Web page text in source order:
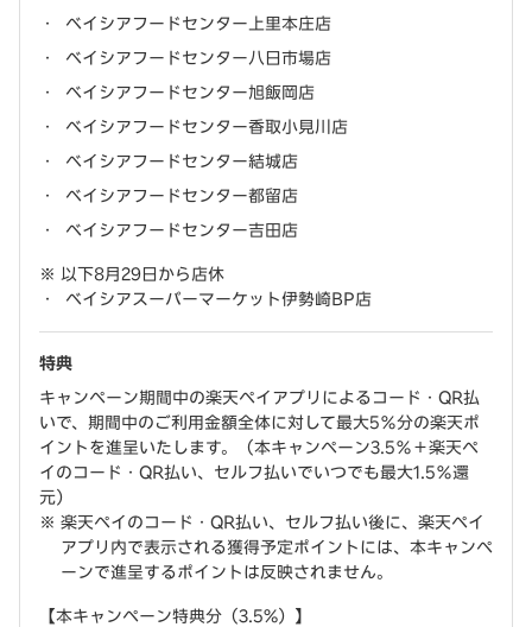
ベイシアフードセンター上里本庄店
ベイシアフードセンター八日市場店
ベイシアフードセンター旭飯岡店
ベイシアフードセンター香取小見川店
ベイシアフードセンター結城店
ベイシアフードセンター都留店
ベイシアフードセンター吉田店
以下8月29日から店休
ベイシアスーパーマーケット伊勢崎BP店
特典
キャンペーン期間中の楽天ペイアプリによるコード・QR払
いで、期間中のご利用金額全体に対して最大5％分の楽天ポ
イントを進呈いたします。（本キャンペーン3.5％＋楽天ペ
イのコード・QR払い、セルフ払いでいつでも最大1.5％還
元）
楽天ペイのコード・QR払い、セルフ払い後に、楽天ペイ
アプリ内で表示される獲得予定ポイントには、本キャンペ
ーンで進呈するポイントは反映されません。
【本キャンペーン特典分（3.5%）】